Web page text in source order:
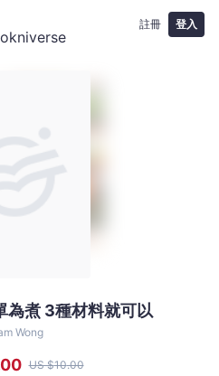
註冊 登入
為煮 3種材料就可以
Wong
US $10.00